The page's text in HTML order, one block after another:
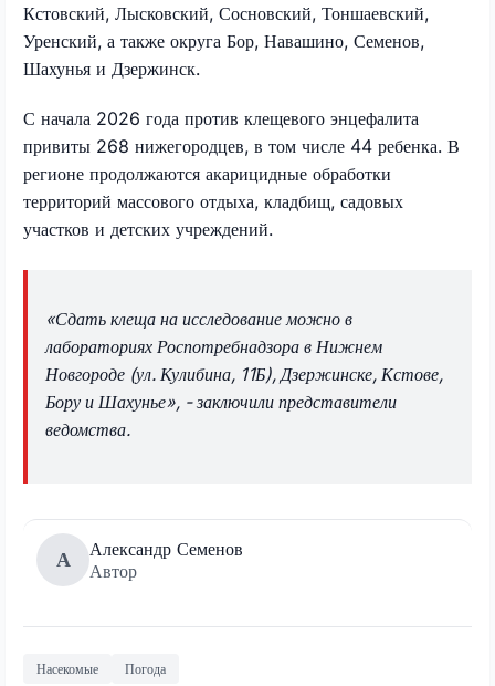
Кстовский, Лысковский, Сосновский, Тоншаевский,
Уренский, а также округа Бор, Навашино, Семенов,
Шахунья и Дзержинск.
С начала 2026 года против клещевого энцефалита
привиты 268 нижегородцев, в том числе 44 ребенка. В
регионе продолжаются акарицидные обработки
территорий массового отдыха, кладбищ, садовых
участков и детских учреждений.
«Сдать клеща на исследование можно в
лабораториях Роспотребнадзора в Нижнем
Новгороде (ул. Кулибина, 11Б), Дзержинске, Кстове,
Бору и Шахунье», - заключили представители
ведомства.
А
Александр Семенов
Автор
Насекомые Погода